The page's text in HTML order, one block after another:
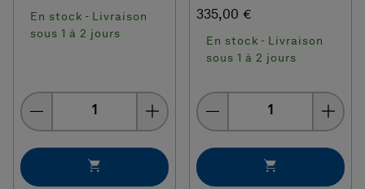
En stock - Livraison
sous 1 à 2 jours
Quantity
335,00 €
En stock - Livraison
sous 1 à 2 jours
Quantity